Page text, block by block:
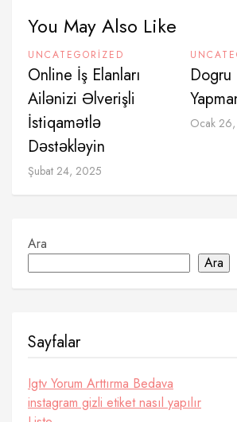
You May Also Like
UNCATEGORIZED
Online İş Elanları
Ailənizi Əlverişli
İstiqamətlə
Dəstəkləyin
Şubat 24, 2025
Dogru
Ocak
Ara
Ara
Sayfalar
Igtv Yorum Arttırma Bedava
instagram gizli etiket nasıl yapılır